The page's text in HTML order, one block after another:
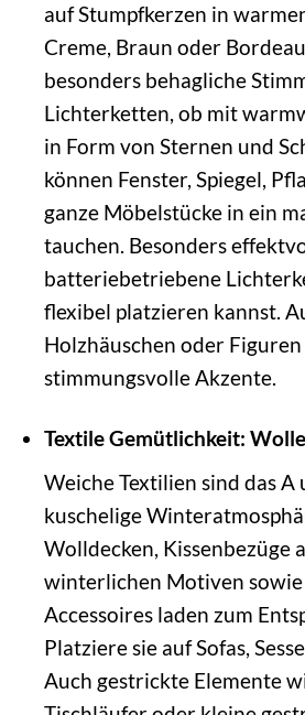
auf Stumpfkerzen in
Creme, Braun oder
besonders behagliche
Lichterketten, ob mit
in Form von Sternen und
können Fenster, Spiegel,
ganze Möbelstücke in ein
tauchen. Besonders
batteriebetriebene
flexibel platzieren kannst.
Holzhäuschen oder Figuren
stimmungsvolle Akzente.
Textile Gemütlichkeit:
Weiche Textilien sind das A
kuschelige
Wolldecken, Kissenbezüge
winterlichen Motiven
Accessoires laden zum
Platziere sie auf Sofas,
Auch gestrickte Elemente